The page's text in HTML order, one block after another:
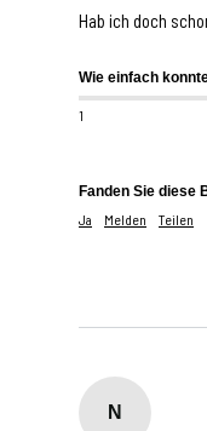
Hab ich doch
Wie einfach
1
Fanden Sie diese
Ja
Melden Teilen
N